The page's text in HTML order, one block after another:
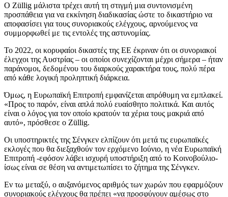
Ο Züllig μάλιστα τρέχει αυτή τη στιγμή μια συντονισμένη
προσπάθεια για να εκκίνηση διαδικασίας ώστε το δικαστήριο να
αποφασίσει για τους συνοριακούς ελέγχους, αρνούμενος να
συμμορφωθεί με τις εντολές της αστυνομίας.
Το 2022, οι κορυφαίοι δικαστές της ΕΕ έκριναν ότι οι συνοριακοί
έλεγχοι της Αυστρίας – οι οποίοι συνεχίζονται μέχρι σήμερα – ήταν
παράνομοι, δεδομένου του διαρκούς χαρακτήρα τους, πολύ πέρα
από κάθε λογική προληπτική διάρκεια.
Όμως, η Ευρωπαϊκή Επιτροπή εμφανίζεται απρόθυμη να εμπλακεί.
«Προς το παρόν, είναι απλά πολύ ευαίσθητο πολιτικά. Και αυτός
είναι ο λόγος για τον οποίο κρατούν τα χέρια τους μακριά από
αυτό», πρόσθεσε ο Züllig.
Οι υποστηρικτές της Σένγκεν ελπίζουν ότι μετά τις ευρωπαϊκές
εκλογές που θα διεξαχθούν τον ερχόμενο Ιούνιο, η νέα Ευρωπαϊκή
Επιτροπή -εφόσον λάβει ισχυρή υποστήριξη από το Κοινοβούλιο-
ίσως είναι σε θέση να αντιμετωπίσει το ζήτημα της Σένγκεν.
Εν τω μεταξύ, ο αυξανόμενος αριθμός των χωρών που εφαρμόζουν
συνοριακούς ελέγχους θα πρέπει «να προσφύγουν αμέσως στο